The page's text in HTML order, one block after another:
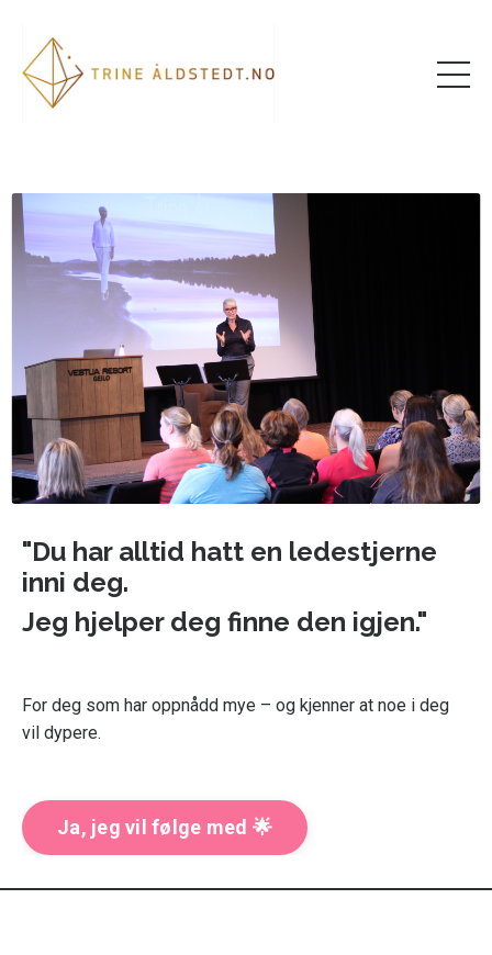
"Du har alltid hatt en ledestjerne
inni deg.
Jeg hjelper deg finne den igjen."
For deg som har oppnådd mye – og kjenner at noe i deg
vil dypere.
Ja, jeg vil følge med 🌟